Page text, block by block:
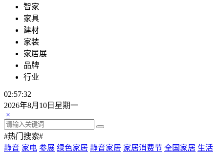
智家
家具
建材
家装
家居展
品牌
行业
02:57:33
2026年8月10日星期一
×
#热门搜索#
静音 家电 参展 绿色家居 静音家居 家居消费节 全国家居 生活